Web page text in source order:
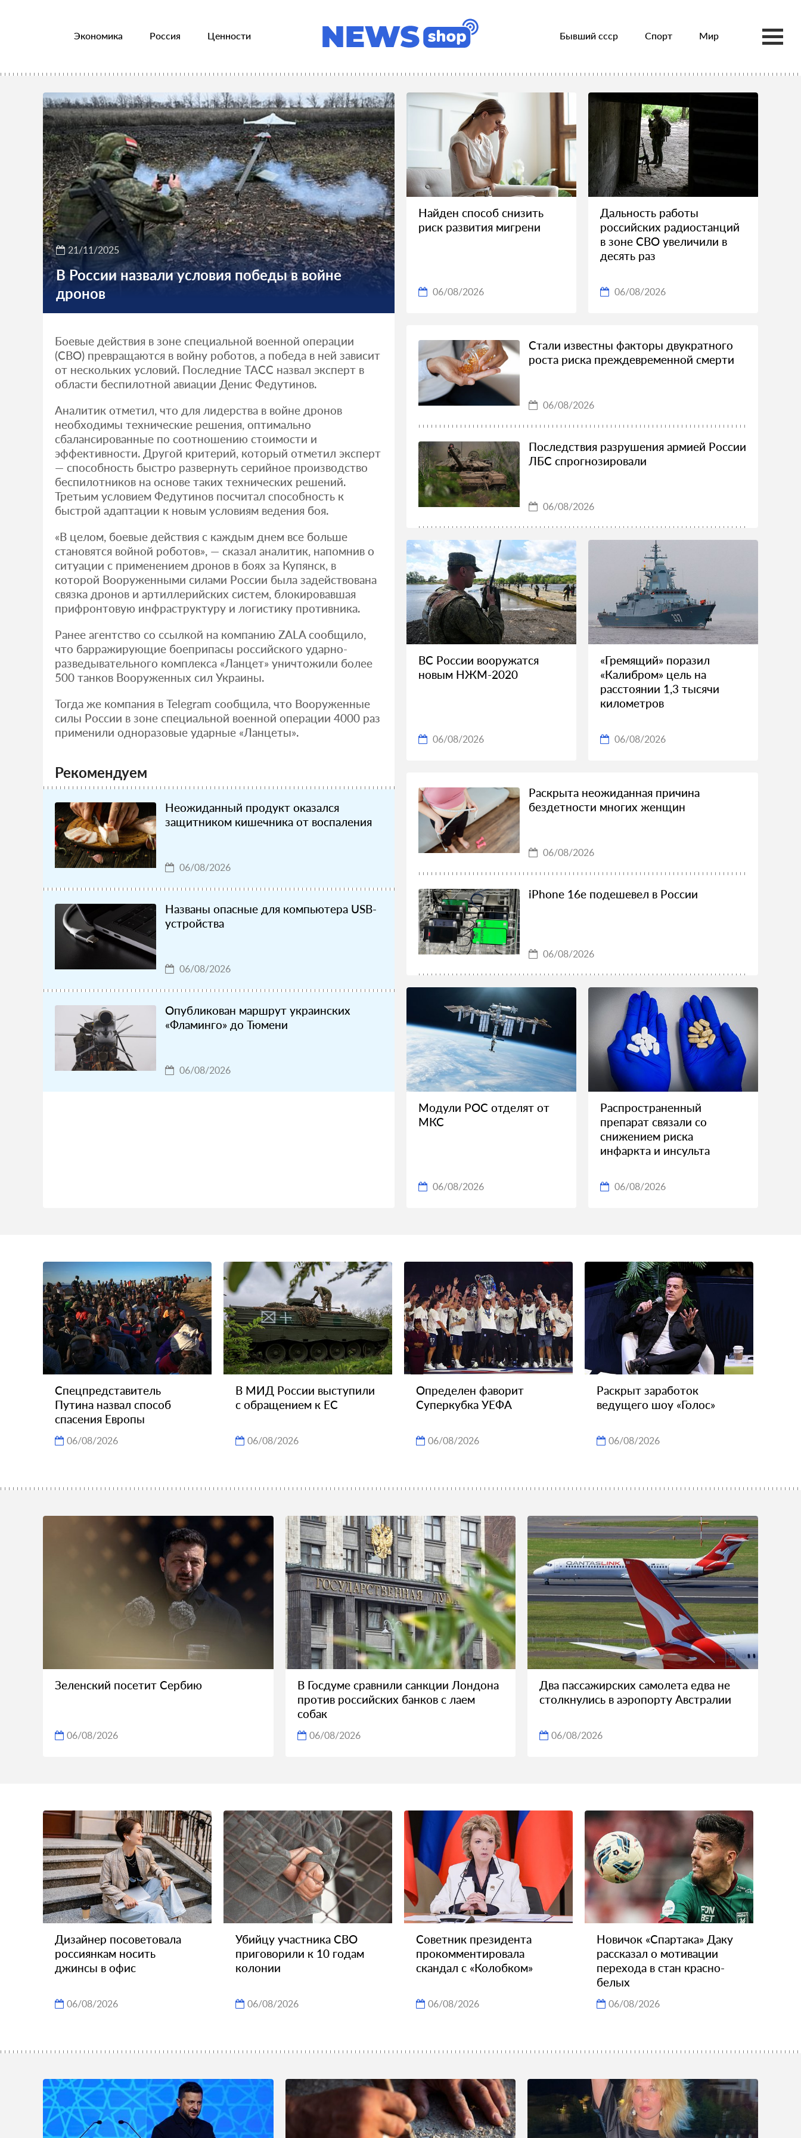
Экономика Россия Ценности Бывший ссср Спорт Мир
21/11/2025
В России назвали условия победы в войне
дронов
Боевые действия в зоне специальной военной операции
(СВО) превращаются в войну роботов, а победа в ней зависит
от нескольких условий. Последние ТАСС назвал эксперт в
области беспилотной авиации Денис Федутинов.
Аналитик отметил, что для лидерства в войне дронов
необходимы технические решения, оптимально
сбалансированные по соотношению стоимости и
эффективности. Другой критерий, который отметил эксперт
— способность быстро развернуть серийное производство
беспилотников на основе таких технических решений.
Третьим условием Федутинов посчитал способность к
быстрой адаптации к новым условиям ведения боя.
«В целом, боевые действия с каждым днем все больше
становятся войной роботов», — сказал аналитик, напомнив о
ситуации с применением дронов в боях за Купянск, в
которой Вооруженными силами России была задействована
связка дронов и артиллерийских систем, блокировавшая
прифронтовую инфраструктуру и логистику противника.
Ранее агентство со ссылкой на компанию ZALA сообщило,
что барражирующие боеприпасы российского ударно-
разведывательного комплекса «Ланцет» уничтожили более
500 танков Вооруженных сил Украины.
Тогда же компания в Telegram сообщила, что Вооруженные
силы России в зоне специальной военной операции 4000 раз
применили одноразовые ударные «Ланцеты».
Рекомендуем
Неожиданный продукт оказался
защитником кишечника от воспаления
06/08/2026
Названы опасные для компьютера USB-
устройства
06/08/2026
Опубликован маршрут украинских
«Фламинго» до Тюмени
06/08/2026
Найден способ снизить
риск развития мигрени
06/08/2026
Дальность работы
российских радиостанций
в зоне СВО увеличили в
десять раз
06/08/2026
Стали известны факторы двукратного
роста риска преждевременной смерти
06/08/2026
Последствия разрушения армией России
ЛБС спрогнозировали
06/08/2026
ВС России вооружатся
новым НЖМ-2020
06/08/2026
«Гремящий» поразил
«Калибром» цель на
расстоянии 1,3 тысячи
километров
06/08/2026
Раскрыта неожиданная причина
бездетности многих женщин
06/08/2026
iPhone 16e подешевел в России
06/08/2026
Модули РОС отделят от
МКС
06/08/2026
Распространенный
препарат связали со
снижением риска
инфаркта и инсульта
06/08/2026
Спецпредставитель
Путина назвал способ
спасения Европы
06/08/2026
В МИД России выступили
с обращением к ЕС
06/08/2026
Определен фаворит
Суперкубка УЕФА
06/08/2026
Раскрыт заработок
ведущего шоу «Голос»
06/08/2026
Зеленский посетит Сербию
06/08/2026
В Госдуме сравнили санкции Лондона
против российских банков с лаем
собак
06/08/2026
Два пассажирских самолета едва не
столкнулись в аэропорту Австралии
06/08/2026
Дизайнер посоветовала
россиянкам носить
джинсы в офис
06/08/2026
Убийцу участника СВО
приговорили к 10 годам
колонии
06/08/2026
Советник президента
прокомментировала
скандал с «Колобком»
06/08/2026
Новичок «Спартака» Даку
рассказал о мотивации
перехода в стан красно-
белых
06/08/2026